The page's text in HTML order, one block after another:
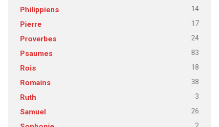
Philippiens 14
Pierre 17
Proverbes 24
Psaumes 83
Rois 18
Romains 38
Ruth 3
Samuel 26